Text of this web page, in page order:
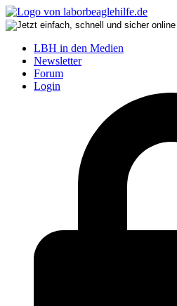
LBH in den Medien
Newsletter
Forum
Login